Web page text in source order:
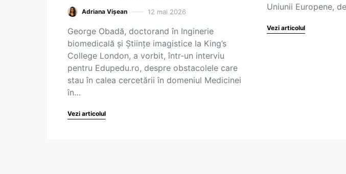
Adriana Vișean 12 mai 2026
George Obadă, doctorand în Inginerie
biomedicală și Științe imagistice la King’s
College London, a vorbit, într-un interviu
pentru Edupedu.ro, despre obstacolele care
stau în calea cercetării în domeniul Medicinei
în…
Vezi articolul
Uniunii Europene,
Vezi articolul